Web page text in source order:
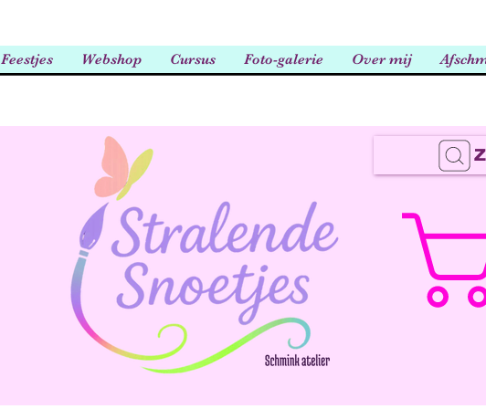
Feestjes Webshop Cursus Foto-galerie Over mij